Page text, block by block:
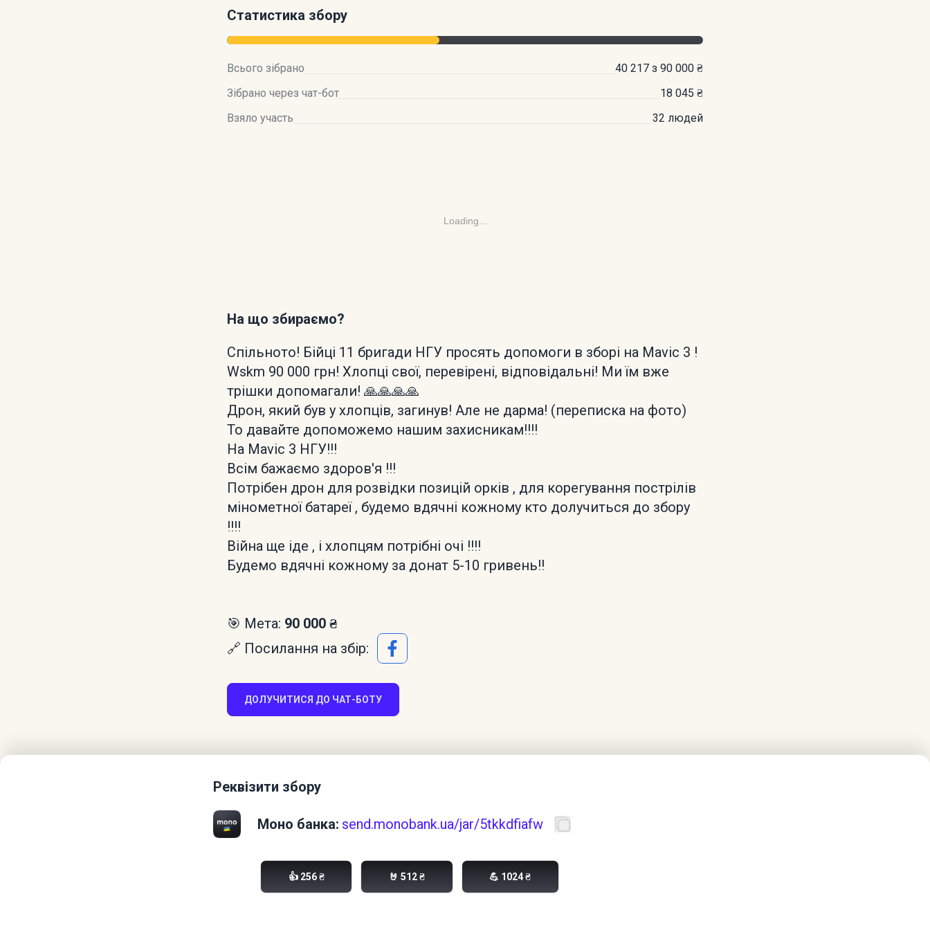
Статистика збору
Всього зібрано
40 217 з 90 000 ₴
Зібрано через чат-бот
18 045 ₴
Взяло участь
32 людей
Loading...
На що збираємо?
Спільното! Бійці 11 бригади НГУ просять допомоги в зборі на Mavic 3 !
Wskm 90 000 грн! Хлопці свої, перевірені, відповідальні! Ми їм вже
трішки допомагали! 🙏🙏🙏🙏
Дрон, який був у хлопців, загинув! Але не дарма! (переписка на фото)
То давайте допоможемо нашим захисникам!!!!
На Mavic 3 НГУ!!!
Всім бажаємо здоров'я !!!
Потрібен дрон для розвідки позицій орків , для корегування пострілів
мінометної батареї , будемо вдячні кожному кто долучиться до збору
!!!!
Війна ще іде , і хлопцям потрібні очі !!!!
Будемо вдячні кожному за донат 5-10 гривень!!
🎯 Мета: 90 000 ₴
🔗 Посилання на збір:
ДОЛУЧИТИСЯ ДО ЧАТ-БОТУ
Реквізити збору
Моно банка: send.monobank.ua/jar/5tkkdfiafw
👍 256 ₴ 🤘 512 ₴ 💪 1024 ₴